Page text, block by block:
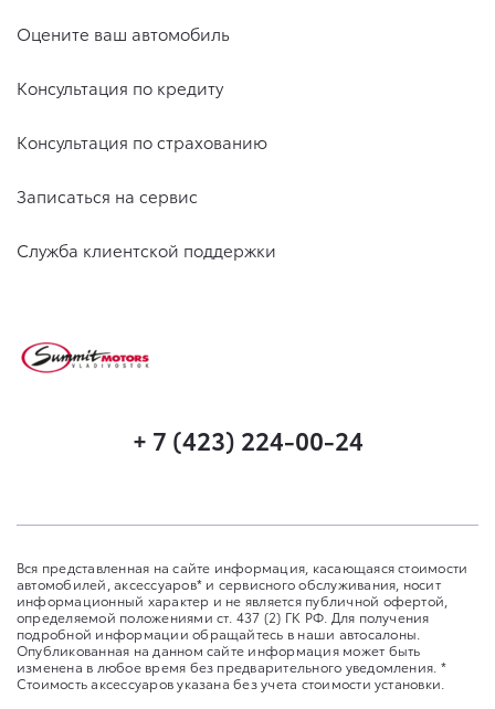
Оцените ваш автомобиль
Консультация по кредиту
Консультация по страхованию
Записаться на сервис
Служба клиентской поддержки
+ 7 (423) 224-00-24
Вся представленная на сайте информация, касающаяся стоимости
автомобилей, аксессуаров* и сервисного обслуживания, носит
информационный характер и не является публичной офертой,
определяемой положениями ст. 437 (2) ГК РФ. Для получения
подробной информации обращайтесь в наши автосалоны.
Опубликованная на данном сайте информация может быть
изменена в любое время без предварительного уведомления. *
Стоимость аксессуаров указана без учета стоимости установки.